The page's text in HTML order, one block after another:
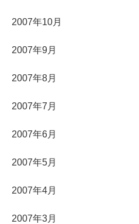
2007年10月
2007年9月
2007年8月
2007年7月
2007年6月
2007年5月
2007年4月
2007年3月